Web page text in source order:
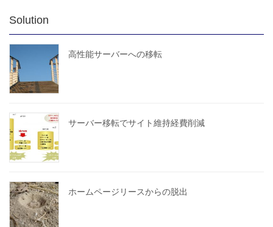
Solution
高性能サーバーへの移転
サーバー移転でサイト維持経費削減
ホームページリースからの脱出